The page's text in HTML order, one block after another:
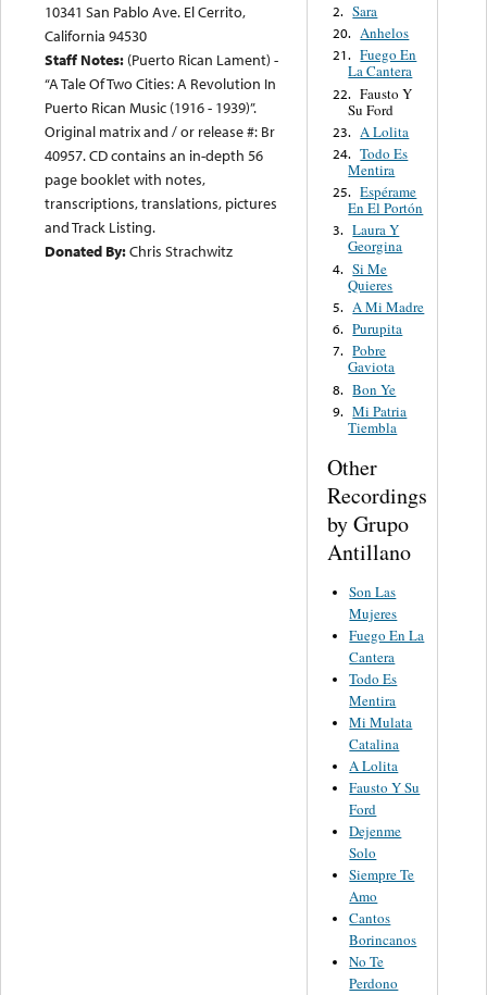
10341 San Pablo Ave. El Cerrito,
California 94530
Staff Notes: (Puerto Rican Lament) -
“A Tale Of Two Cities: A Revolution In
Puerto Rican Music (1916 - 1939)”.
Original matrix and / or release #: Br
40957. CD contains an in-depth 56
page booklet with notes,
transcriptions, translations, pictures
and Track Listing.
Donated By:Chris Strachwitz
2. Sara
20. Anhelos
21. Fuego En
La Cantera
22. Fausto Y
Su Ford
23. A Lolita
24. Todo Es
Mentira
25. Espérame
En El Portón
3. Laura Y
Georgina
4. Si Me
Quieres
5. A Mi Madre
6. Purupita
7. Pobre
Gaviota
8. Bon Ye
9. Mi Patria
Tiembla
Other
Recordings
by Grupo
Antillano
Son Las
Mujeres
Fuego En La
Cantera
Todo Es
Mentira
Mi Mulata
Catalina
A Lolita
Fausto Y Su
Ford
Dejenme
Solo
Siempre Te
Amo
Cantos
Borincanos
No Te
Perdono